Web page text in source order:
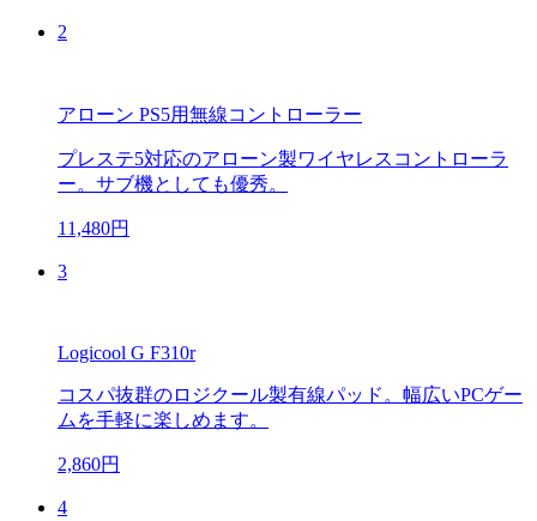
2
アローン PS5用無線コントローラー
プレステ5対応のアローン製ワイヤレスコントローラ
ー。サブ機としても優秀。
11,480円
3
Logicool G F310r
コスパ抜群のロジクール製有線パッド。幅広いPCゲー
ムを手軽に楽しめます。
2,860円
4